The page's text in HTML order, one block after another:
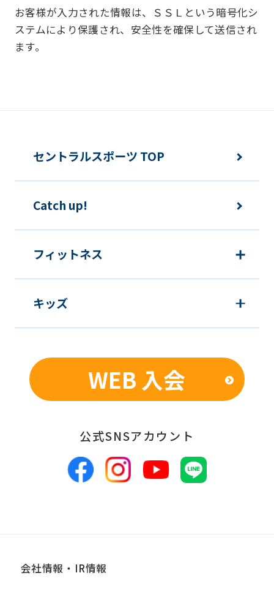
お客様からお預かりした個人情報は、以
下の目的で使用させて頂きます。また、
違法または不当な行為を助長し、または
ご利用上の諸連絡や利用状況の確認の
む）等、新商品・サービスの立案・開
発・実施のため
新商品・サービスやイベント情報を含
個人を特定できないよう加工したうえ
での統計的なデータの作成、活用、公
■個人情報の管理
当社は、お客様からお預かりした個人情
ざん、紛失等がないよう適正な管理に努
めます。当社において安全管理のために
講じている措置の内容については、本プ
■個人情報の開示
お客様が入力された情報は、ＳＳＬという暗号化シ
ステムにより保護され、安全性を確保して送信され
ます。
セントラルスポーツ TOP
Catch up!
フィットネス
キッズ
WEB 入会
公式SNSアカウント
会社情報・IR情報